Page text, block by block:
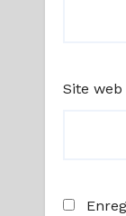
Site web